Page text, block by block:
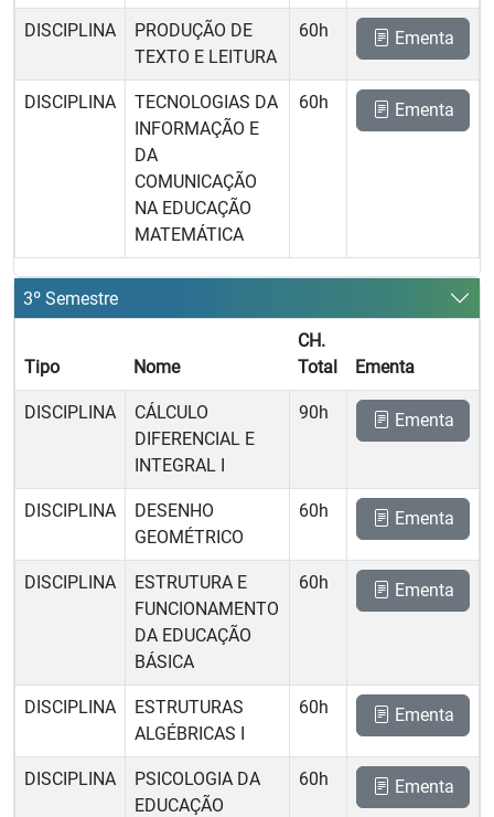
DISCIPLINA
PRODUÇÃO DE
TEXTO E LEITURA
60h Ementa
DISCIPLINA
TECNOLOGIAS DA
INFORMAÇÃO E
DA
COMUNICAÇÃO
NA EDUCAÇÃO
MATEMÁTICA
60h Ementa
3º Semestre
Tipo Nome
CH.
Total
Ementa
DISCIPLINA
CÁLCULO
DIFERENCIAL E
INTEGRAL I
90h Ementa
DISCIPLINA
DESENHO
GEOMÉTRICO
60h Ementa
DISCIPLINA
ESTRUTURA E
FUNCIONAMENTO
DA EDUCAÇÃO
BÁSICA
60h Ementa
DISCIPLINA
ESTRUTURAS
ALGÉBRICAS I
60h Ementa
DISCIPLINA
PSICOLOGIA DA
EDUCAÇÃO
60h Ementa